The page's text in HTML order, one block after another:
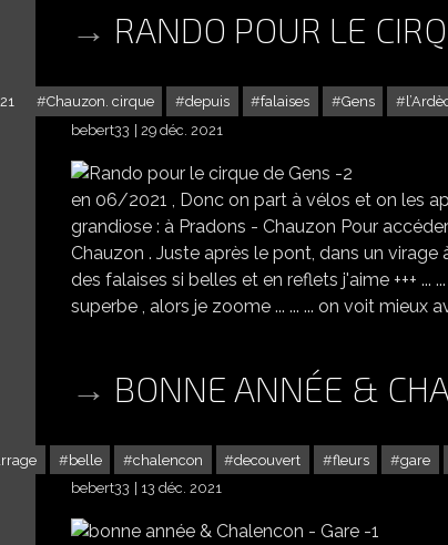
RANDO POUR LE
Chauzon. cirque depuis falaises Gens
bebert33
29 déc. 2021
en 06/2021 , Donc on part à vélos et on les
grandiose : à Pradons - Chauzon Pour
Chauzon . Juste après le pont, dans un
des falaises si belles et en reflets j'aime +++
superbe , alors je zoome ... ... ... on voit mieux
BONNE ANNÉE &
belle chalencon decouvert fleurs gare
bebert33
13 déc. 2021